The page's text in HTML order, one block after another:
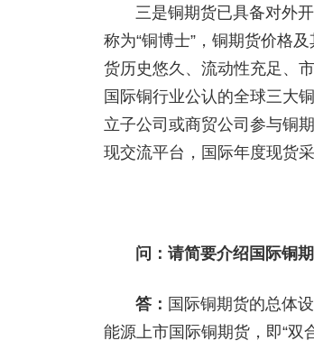
三是铜期货已具备对外
称为“铜博士”，铜期货价格
货历史悠久、流动性充足、
国际铜行业公认的全球三大
立子公司或商贸公司参与铜
现交流平台，国际年度现货
问：请简要介绍国际铜
答： 国际铜期货的总体
能源上市国际铜期货，即“双